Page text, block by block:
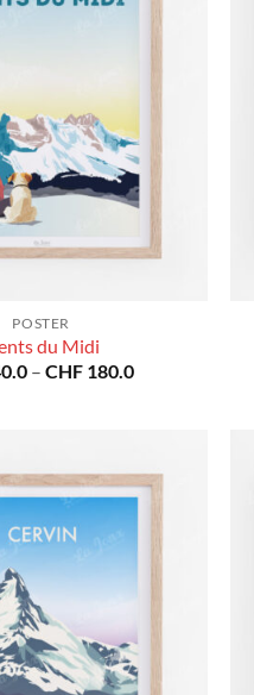
POSTER
du Midi
– CHF180.0Preisspanne: